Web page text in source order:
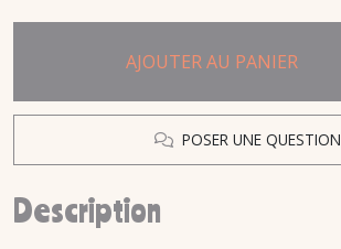
AJOUTER AU PANIER
POSER UNE QUESTION
Description